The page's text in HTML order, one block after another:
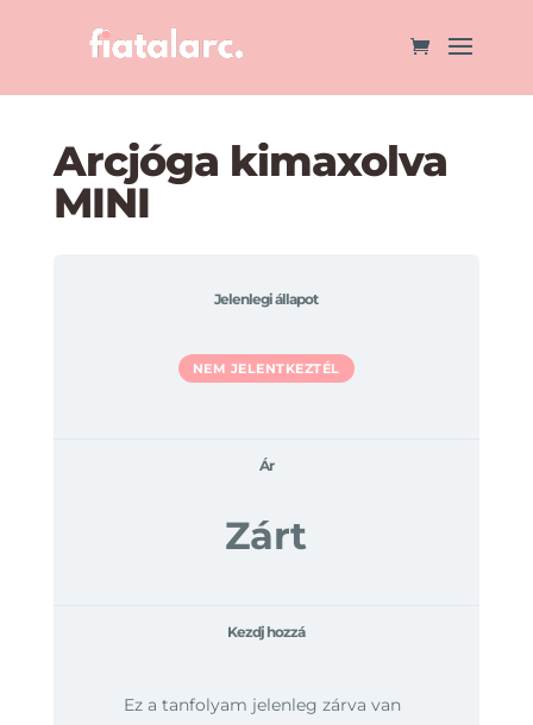
Arcjóga kimaxolva
MINI
Jelenlegi állapot
NEM JELENTKEZTÉL
Ár
Zárt
Kezdj hozzá
Ez a tanfolyam jelenleg zárva van